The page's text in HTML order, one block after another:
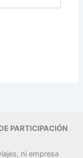
PARTICIPACIÓN
ni empresa